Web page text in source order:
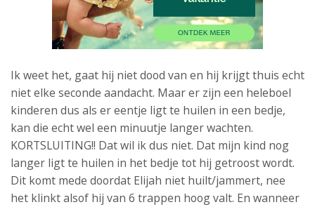
Ik weet het, gaat hij niet dood van en hij krijgt thuis echt
niet elke seconde aandacht. Maar er zijn een heleboel
kinderen dus als er eentje ligt te huilen in een bedje,
kan die echt wel een minuutje langer wachten.
KORTSLUITING!! Dat wil ik dus niet. Dat mijn kind nog
langer ligt te huilen in het bedje tot hij getroost wordt.
Dit komt mede doordat Elijah niet huilt/jammert, nee
het klinkt alsof hij van 6 trappen hoog valt. En wanneer